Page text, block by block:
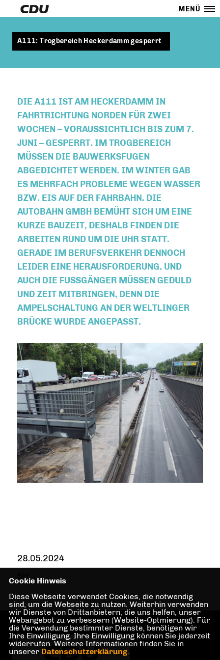
MENÜ
A111: Trogbereich Heckerdamm gesperrt
DIE A111 IST AM HECKERDAMM IN
FAHRTRICHTUNG NORDEN FÜR ZWEI
WOCHEN – VORAUSSICHTLICH BIS ZUM 7.
JUNI – GESPERRT. IM TROGBEREICH
MÜSSEN DIE BAUWERKSFUGEN
ABGEDICHTET WERDEN. IM WINTER GAB
ES MEHRFACH PROBLEME WEGEN WASSER
BZW. EIS AUF DER FAHRBAHN. DIE
AUTOBAHN GMBH BEMÜHT SICH UM EINE
KURZE BAUZEIT, DESHALB FINDEN DIE
ARBEITEN RUND UM DIE UHR STATT.
GERADE IM BERUFSVERKEHR DENNOCH
LEIDER EINE HERAUSFORDERUNG. UND
AUCH DIE FUSSGÄNGER MÜSSEN GEDULD U
ND ZEIT MITBRINGEN, DENN DIE A
MPELSCHALTUNG AN DER WELTLINGER B
RÜCKE WURDE ANGEPASST.
28.05.2024
SH
Cookie Hinweis
Diese Webseite verwendet Cookies, die notwendig
sind, um die Webseite zu nutzen. Weiterhin verwenden
wir Dienste von Drittanbietern, die uns helfen, unser
Webangebot zu verbessern (Website-Optmierung). Für
die Verwendung bestimmter Dienste, benötigen wir
Ihre Einwilligung. Ihre Einwilligung können Sie jederzeit
widerrufen. Weitere Informationen finden Sie in
unserer Datenschutzerklärung.